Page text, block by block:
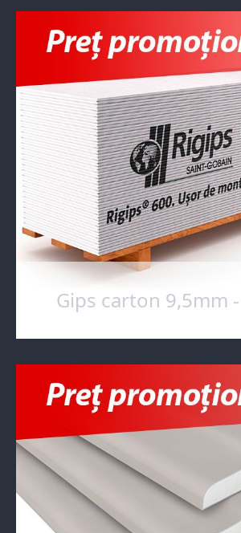
Gips carton 9,5mm